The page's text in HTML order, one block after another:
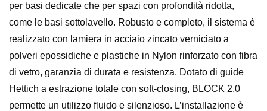
per basi dedicate che per spazi con profondità ridotta,
come le basi sottolavello. Robusto e completo, il sistema è
realizzato con lamiera in acciaio zincato verniciato a
polveri epossidiche e plastiche in Nylon rinforzato con fibra
di vetro, garanzia di durata e resistenza. Dotato di guide
Hettich a estrazione totale con soft-closing, BLOCK 2.0
permette un utilizzo fluido e silenzioso. L’installazione è